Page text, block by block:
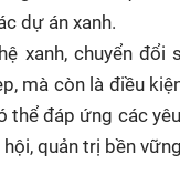
dự án xanh.
xanh, chuyển đổi
mà còn là điều
thể đáp ứng các
quản trị bền